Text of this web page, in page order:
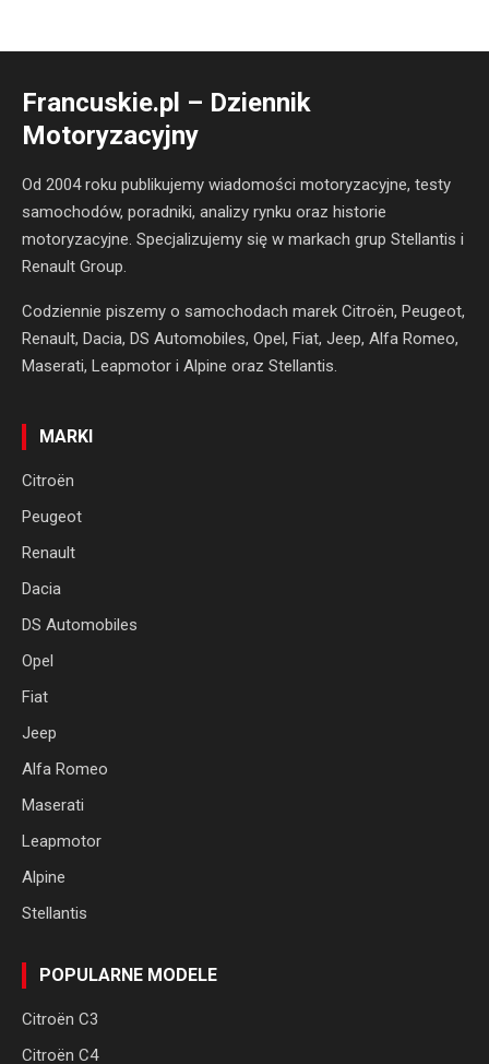
Francuskie.pl – Dziennik
Motoryzacyjny
Od 2004 roku publikujemy wiadomości motoryzacyjne, testy
samochodów, poradniki, analizy rynku oraz historie
motoryzacyjne. Specjalizujemy się w markach grup Stellantis i
Renault Group.
Codziennie piszemy o samochodach marek Citroën, Peugeot,
Renault, Dacia, DS Automobiles, Opel, Fiat, Jeep, Alfa Romeo,
Maserati, Leapmotor i Alpine oraz Stellantis.
MARKI
Citroën
Peugeot
Renault
Dacia
DS Automobiles
Opel
Fiat
Jeep
Alfa Romeo
Maserati
Leapmotor
Alpine
Stellantis
POPULARNE MODELE
Citroën C3
Citroën C4